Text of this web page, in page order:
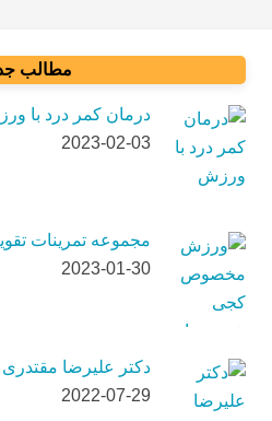
مطالب
درمان کمر درد با
2023-02-03
مجموعه تمرینات
2023-01-30
دکتر علیرضا مقتدری
2022-07-29